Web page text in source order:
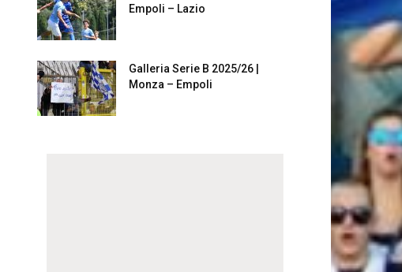
Empoli – Lazio
Galleria Serie B 2025/26 |
Monza – Empoli